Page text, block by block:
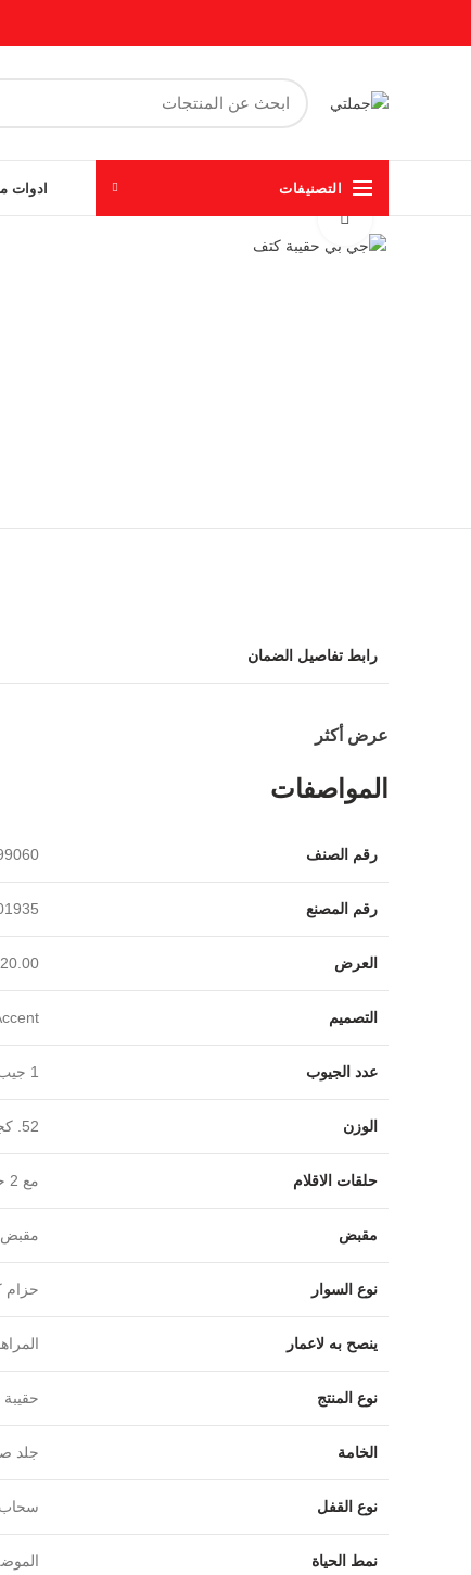
التصنيفات ادوات
Click to enlarge
رابط تفاصيل الضمان
عرض أكثر
المواصفات
رقم الصنف
رقم المصنع
العرض ‎20.00 سم‎
التصميم
عدد الجيوب ‎1 جيب زر أمامي1‎/‎جيب رئيسي‎
الوزن ‎52. كجم‎
حلقات الاقلام مع 2 حلقة أقلام
مقبض
نوع السوار حزام
ينصح به لاعمار
نوع المنتج
الخامة
نوع القفل سحاب
نمط الحياة